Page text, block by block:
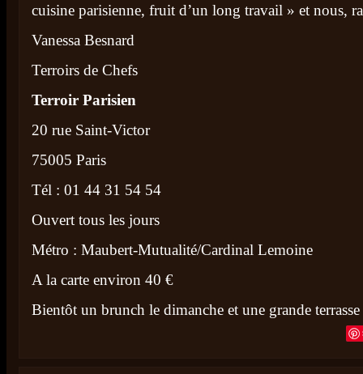
cuisine parisienne, fruit d’un long travail » et nous,
Vanessa Besnard
Terroirs de Chefs
Terroir Parisien
20 rue Saint-Victor
75005 Paris
Tél : 01 44 31 54 54
Ouvert tous les jours
Métro : Maubert-Mutualité/Cardinal Lemoine
A la carte environ 40 €
Bientôt un brunch le dimanche et une grande terrasse